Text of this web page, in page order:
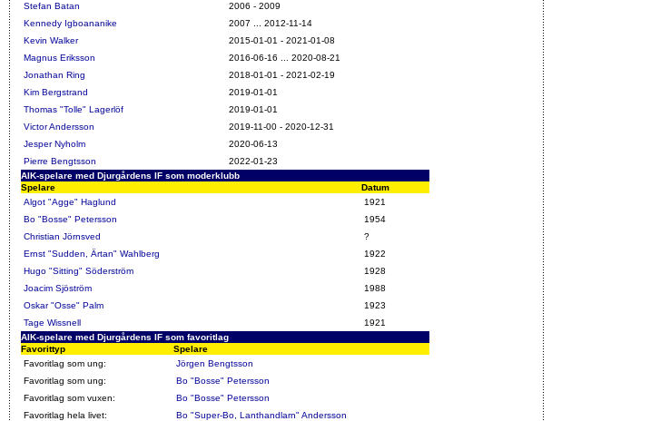
Stefan Batan
2006 - 2009
Kennedy Igboananike
2007 ... 2012-11-14
Kevin Walker
2015-01-01 - 2021-01-08
Magnus Eriksson
2016-06-16 ... 2020-08-21
Jonathan Ring
2018-01-01 - 2021-02-19
Kim Bergstrand
2019-01-01
Thomas "Tolle" Lagerlöf
2019-01-01
Victor Andersson
2019-11-00 - 2020-12-31
Jesper Nyholm
2020-06-13
Pierre Bengtsson
2022-01-23
AIK-spelare med Djurgårdens IF som moderklubb
Spelare
Datum
Algot "Agge" Haglund
1921
Bo "Bosse" Petersson
1954
Christian Jörnsved
?
Ernst "Sudden, Ärtan" Wahlberg
1922
Hugo "Sitting" Söderström
1928
Joacim Sjöström
1988
Oskar "Osse" Palm
1923
Tage Wissnell
1921
AIK-spelare med Djurgårdens IF som favoritlag
Favorittyp
Spelare
Favoritlag som ung:
Jörgen Bengtsson
Favoritlag som ung:
Bo "Bosse" Petersson
Favoritlag som vuxen:
Bo "Bosse" Petersson
Favoritlag hela livet:
Bo "Super-Bo, Lanthandlarn" Andersson